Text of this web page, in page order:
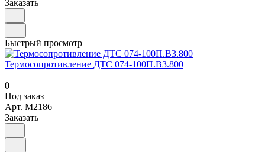
Заказать
Быстрый просмотр
Термосопротивление ДТС 074-100П.В3.800
0
Под заказ
Арт. M2186
Заказать